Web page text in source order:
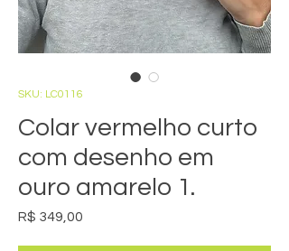
SKU: LC0116
Colar vermelho curto
com desenho em
ouro amarelo 1.
R$ 349,00